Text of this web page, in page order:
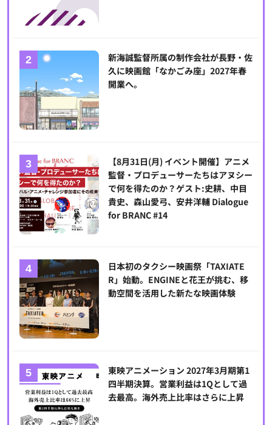
新海誠監督所属の制作会社が長野・佐
久に映画館「なかごみ座」2027年春
開業へ。
【8月31日(月) イベント開催】アニメ
監督・プロデューサーたちはアヌシー
で何を得たのか？ゲスト:史耕、中目
貴史、森山愛弓、安井洋輔 Dialogue
for BRANC #14
日本初のタクシー映画祭「TAXIATE
R」始動。ENGINEと花王が挑む、移
動空間を活用した新たな映画体験
東映アニメーション 2027年3月期第1
四半期決算。営業利益は1Qとして過
去最高。海外売上比率はさらに上昇